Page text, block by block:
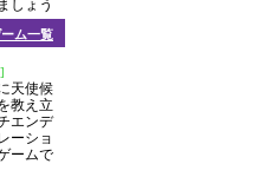
しょう
ム一覧
天使候
教え立
エンデ
ーショ
ームで